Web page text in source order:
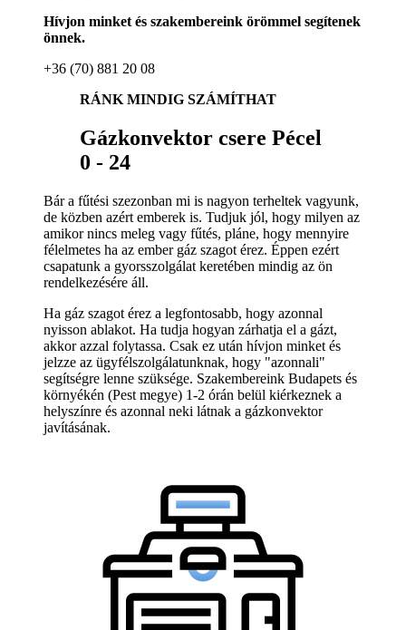
Hívjon minket és szakembereink örömmel segítenek
önnek.
+36 (70) 881 20 08
RÁNK MINDIG SZÁMÍTHAT
Gázkonvektor csere Pécel
0 - 24
Bár a fűtési szezonban mi is nagyon terheltek vagyunk,
de közben azért emberek is. Tudjuk jól, hogy milyen az
amikor nincs meleg vagy fűtés, pláne, hogy mennyire
félelmetes ha az ember gáz szagot érez. Éppen ezért
csapatunk a gyorsszolgálat keretében mindig az ön
rendelkezésére áll.
Ha gáz szagot érez a legfontosabb, hogy azonnal
nyisson ablakot. Ha tudja hogyan zárhatja el a gázt,
akkor azzal folytassa. Csak ez után hívjon minket és
jelzze az ügyfélszolgálatunknak, hogy "azonnali"
segítségre lenne szüksége. Szakembereink Budapets és
környékén (Pest megye) 1-2 órán belül kiérkeznek a
helyszínre és azonnal neki látnak a gázkonvektor
javításának.